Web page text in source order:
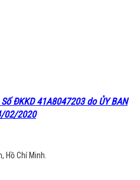
ĐKKD 41A8047203 do ỦY BAN
02/2020
Hồ Chí Minh.